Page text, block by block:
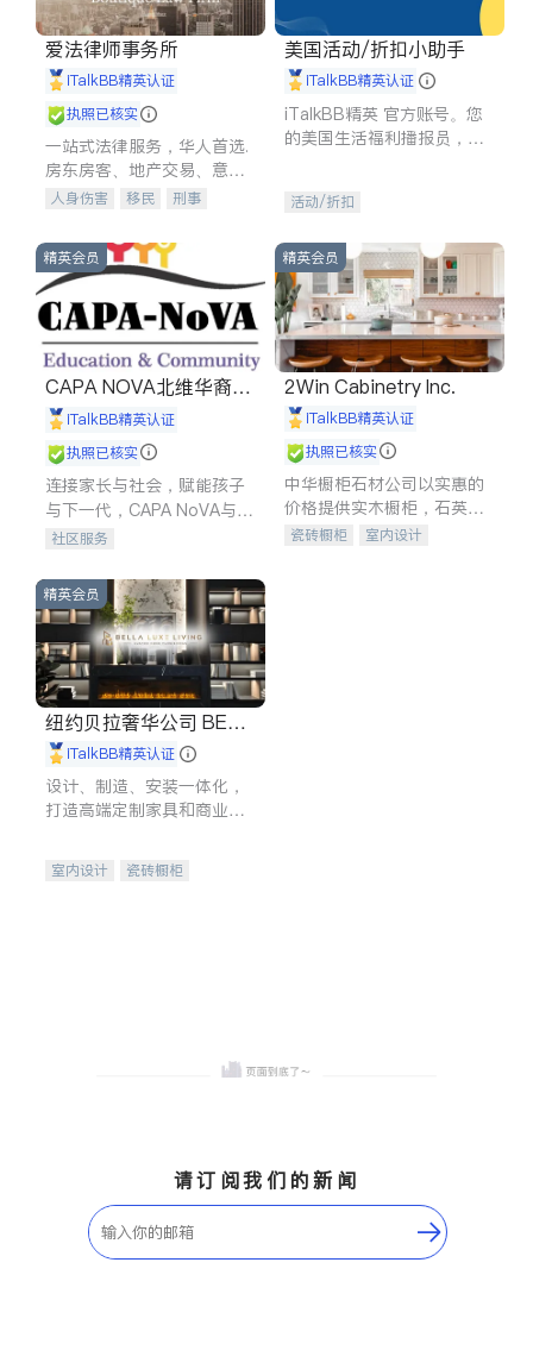
爱法律师事务所
iTalkBB精英认证
执照已核实
一站式法律服务，华人首选.
房东房客、地产交易、意外
伤害、车祸重伤、商业诉
建筑合同、刑事案件全包办
人身伤害 移民
刑事
信托/遗嘱
商业
索赔
律师-其它 保释
美国活动/折扣小助手
iTalkBB精英认证
iTalkBB精英 官方账号。您
的美国生活福利播报员，精
专属福利。
活动/折扣
精英会员
CAPA NOVA北维华裔家
长会iTalkBB精英认证
执照已核实
连接家长与社会，赋能孩子
与下一代，CAPA NoVA与您
携手建设包容、公平、充满
社区服务
精英会员
2Win Cabinetry Inc.
iTalkBB精英认证
执照已核实
中华橱柜石材公司以实惠的
价格提供实木橱柜，石英石
台面，多种优质不锈钢水
瓷砖橱柜
室内设计
精英会员
纽约贝拉奢华公司 BELL
A LUXE
iTalkBB精英认证
设计、制造、安装一体化，
打造高端定制家具和商业空
室内设计
瓷砖橱柜
请订阅我们的新闻